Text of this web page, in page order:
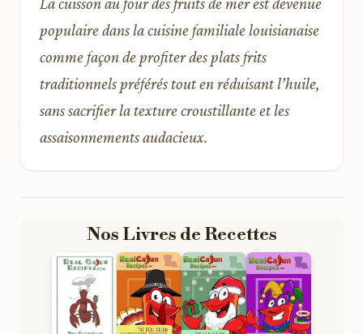
populaire dans la cuisine familiale louisianaise
comme façon de profiter des plats frits
traditionnels préférés tout en réduisant l’huile,
sans sacrifier la texture croustillante et les
assaisonnements audacieux.
Nos Livres de Recettes